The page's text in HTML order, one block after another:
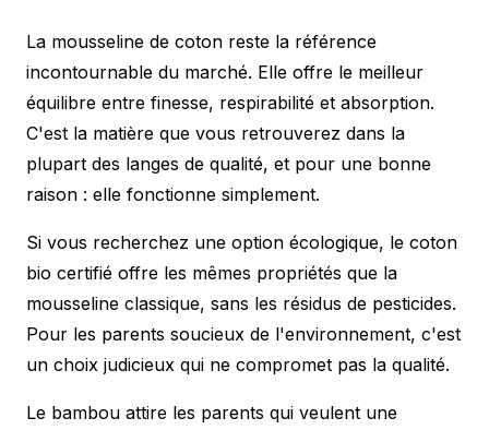
La mousseline de coton reste la référence
incontournable du marché. Elle offre le meilleur
équilibre entre finesse, respirabilité et absorption.
C'est la matière que vous retrouverez dans la
plupart des langes de qualité, et pour une bonne
raison : elle fonctionne simplement.
Si vous recherchez une option écologique, le coton
bio certifié offre les mêmes propriétés que la
mousseline classique, sans les résidus de pesticides.
Pour les parents soucieux de l'environnement, c'est
un choix judicieux qui ne compromet pas la qualité.
Le bambou attire les parents qui veulent une